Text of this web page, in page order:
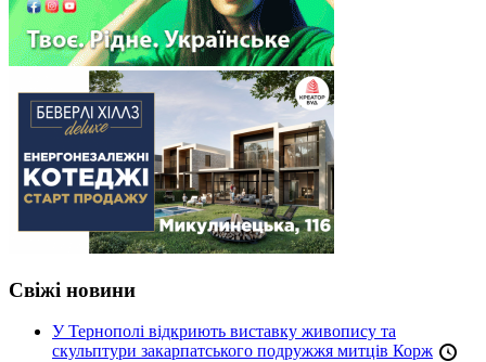
Свіжі новини
У Тернополі відкриють виставку живопису та
скульптури закарпатського подружжя митців Корж